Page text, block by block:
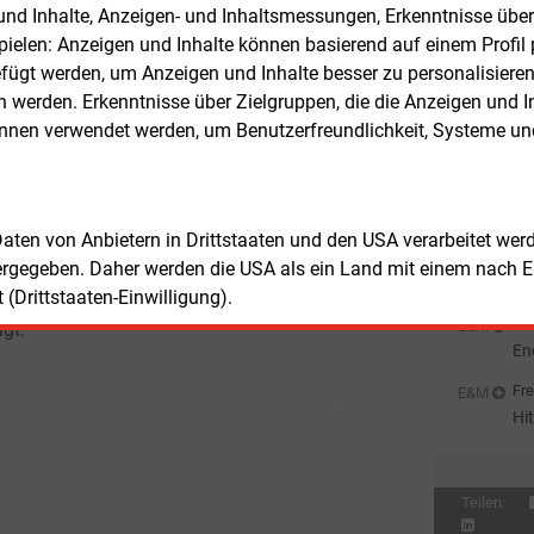
Inhalte, Anzeigen- und Inhaltsmessungen, Erkenntnisse
Anzeigen und Inhalte können basierend auf einem Profil
werden, um Anzeigen und Inhalte besser zu
werden. Erkenntnisse über Zielgruppen, die die Anzeigen und
verwendet werden, um Benutzerfreundlichkeit, Systeme
von Anbietern in Drittstaaten und den USA verarbeitet
Daher werden die USA als ein Land mit einem nach
(Drittstaaten-Einwilligung).
im Februar mit.
hat seinen Hauptsitz in
Weltweit zählt er 30 Standorte.
in den Nordenham beschäftigt 390
werden unter anderem
Unterwasserkabel,
supraleitende Kabel
E&M
E&M
E&M
Teilen: